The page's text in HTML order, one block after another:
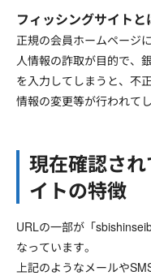
フィッシングサイトと
正規の会員ホームページ
人情報の詐取が目的で、
を入力してしまうと、不
情報の変更等が行われてし
現在確認さ
イトの特徴
URLの一部が「
なっています。
上記のようなメールや